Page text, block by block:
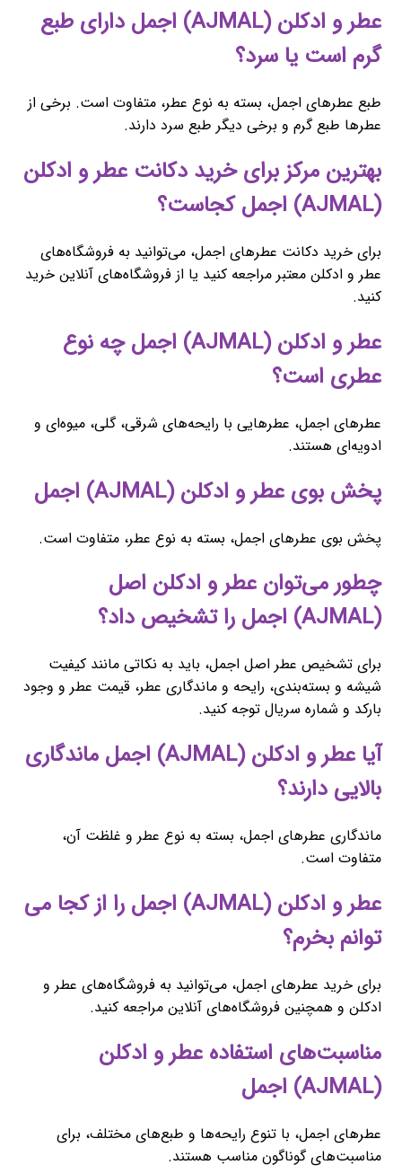
عطر و ادکلن (AJMAL) اجمل دارای طبع
گرم است یا سرد؟
طبع عطرهای اجمل، بسته به نوع عطر، متفاوت است. برخی از
عطرها طبع گرم و برخی دیگر طبع سرد دارند.
بهترین مرکز برای خرید دکانت عطر و ادکلن
(AJMAL) اجمل کجاست؟
برای خرید دکانت عطرهای اجمل، می‌توانید به فروشگاه‌های
عطر و ادکلن معتبر مراجعه کنید یا از فروشگاه‌های آنلاین خرید
کنید.
عطر و ادکلن (AJMAL) اجمل چه نوع
عطری است؟
عطرهای اجمل، عطرهایی با رایحه‌های شرقی، گلی، میوه‌ای و
ادویه‌ای هستند.
پخش بوی عطر و ادکلن (AJMAL) اجمل
پخش بوی عطرهای اجمل، بسته به نوع عطر، متفاوت است.
چطور می‌توان عطر و ادکلن اصل
(AJMAL) اجمل را تشخیص داد؟
برای تشخیص عطر اصل اجمل، باید به نکاتی مانند کیفیت
شیشه و بسته‌بندی، رایحه و ماندگاری عطر، قیمت عطر و وجود
بارکد و شماره سریال توجه کنید.
آیا عطر و ادکلن (AJMAL) اجمل ماندگاری
بالایی دارند؟
ماندگاری عطرهای اجمل، بسته به نوع عطر و غلظت آن،
متفاوت است.
عطر و ادکلن (AJMAL) اجمل را از کجا می
توانم بخرم؟
برای خرید عطرهای اجمل، می‌توانید به فروشگاه‌های عطر و
ادکلن و همچنین فروشگاه‌های آنلاین مراجعه کنید.
مناسبت‌های استفاده عطر و ادکلن
(AJMAL) اجمل
عطرهای اجمل، با تنوع رایحه‌ها و طبع‌های مختلف، برای
مناسبت‌های گوناگون مناسب هستند.